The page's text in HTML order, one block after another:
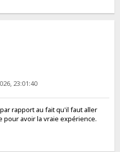
23:01:40
rapport au fait qu'il faut aller
pour avoir la vraie expérience.